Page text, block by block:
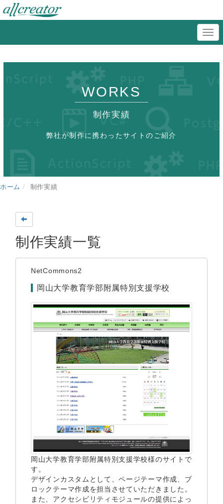
WORKS
制作実績
弊社が制作に携わったサイトのご紹介
ホーム 制作実績
制作実績一覧
NetCommons2
岡山大学教育学部附属特別支援学校
岡山大学教育学部附属特別支援学校様のサイトで
す。
デザインカスタムとして、ページテーマ作成、ブ
ロックテーマ作成を担当させていただきました。
また、アクセシビリティモジュールの提供によっ